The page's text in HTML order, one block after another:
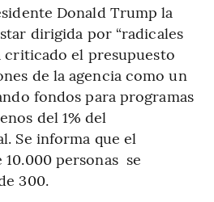
Donald Trump la
dirigida por “radicales
criticado el presupuesto
de la agencia como un
fondos para programas
del 1% del
Se informa que el
10.000 personas se
300.